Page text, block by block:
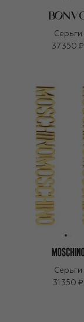
Серьги
37 350 ₽
Серьги
31 350 ₽